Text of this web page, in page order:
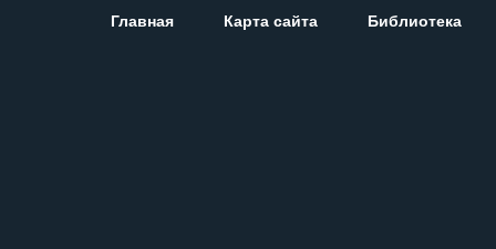
Главная Карта сайта Библиотека